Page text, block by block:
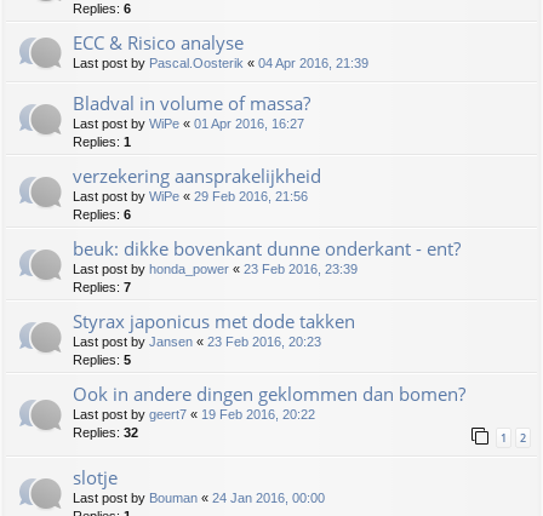
Replies: 6
ECC & Risico analyse
Last post by Pascal.Oosterik « 04 Apr 2016, 21:39
Bladval in volume of massa?
Last post by WiPe « 01 Apr 2016, 16:27
Replies: 1
verzekering aansprakelijkheid
Last post by WiPe « 29 Feb 2016, 21:56
Replies: 6
beuk: dikke bovenkant dunne onderkant - ent?
Last post by honda_power « 23 Feb 2016, 23:39
Replies: 7
Styrax japonicus met dode takken
Last post by Jansen « 23 Feb 2016, 20:23
Replies: 5
Ook in andere dingen geklommen dan bomen?
Last post by geert7 « 19 Feb 2016, 20:22
Replies: 32 1 2
slotje
Last post by Bouman « 24 Jan 2016, 00:00